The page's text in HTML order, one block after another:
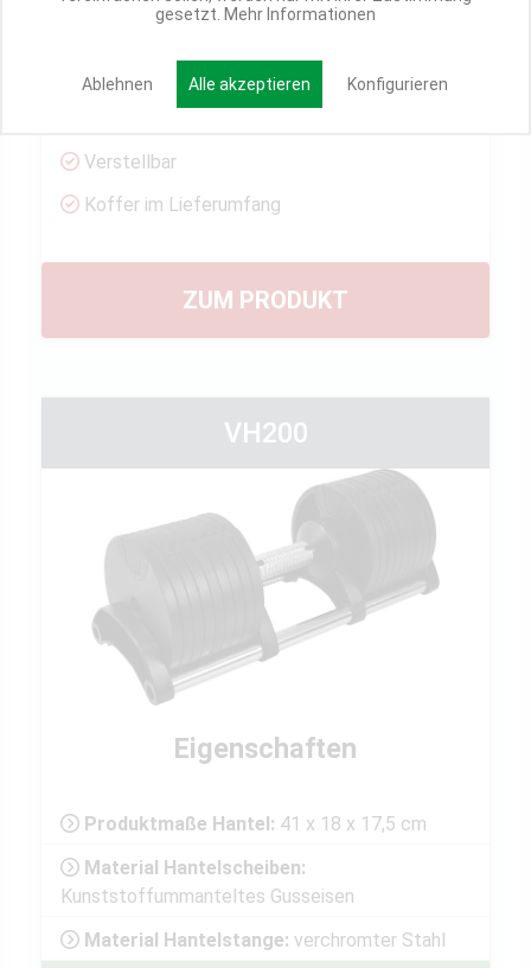
Verstellbar
Koffer im Lieferumfang
ZUM PRODUKT
VH200
Eigenschaften
Produktmaße Hantel: 41 x 18 x 17,5 cm
Material Hantelscheiben:
Kunststoffummanteltes Gusseisen
Material Hantelstange: verchromter Stahl
gesetzt. Mehr Informationen
Ablehnen Alle akzeptieren Konfigurieren